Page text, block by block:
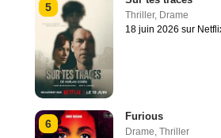
5
Thriller, Drame
18 juin 2026 sur
6
Furious
Drame, Thriller